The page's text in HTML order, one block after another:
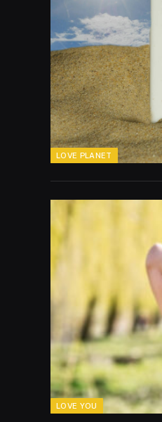
LOVE PLANET
LOVE YOU